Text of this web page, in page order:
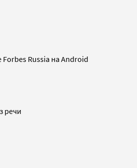
Russia на Android
речи